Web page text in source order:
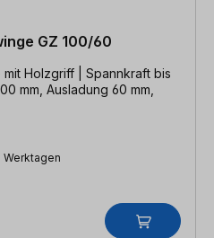
GZ 100/60
Holzgriff | Spannkraft bis
mm, Ausladung 60 mm,
Werktagen